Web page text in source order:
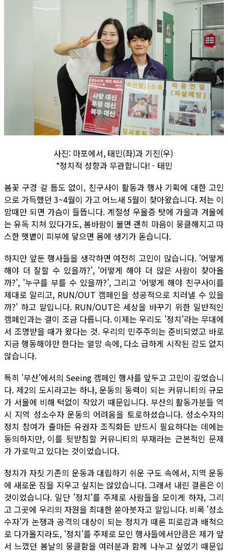
사진: 마포에서, 태민(좌)과 기진(우)
*정치적 성향과 무관합니다! - 태민
봄꽃 구경 갈 틈도 없이, 친구사이 활동과 행사 기획에 대한 고민
으로 가득했던 3~4월이 가고 어느새 5월이 찾아왔습니다. 저는 이
맘때만 되면 가슴이 들뜹니다. 계절성 우울증 탓에 가을과 겨울에
는 유독 지쳐 있다가도, 봄바람이 불면 괜히 마음이 뭉클해지고 따
스한 햇볕이 피부에 닿으면 몸에 생기가 돋습니다.
하지만 앞둔 행사들을 생각하면 여전히 고민이 많습니다. '어떻게
해야 더 잘할 수 있을까?', '어떻게 해야 더 많은 사람이 찾아올
까?', '누구를 부를 수 있을까?’, 그리고 ‘어떻게 해야 친구사이를
제대로 알리고, RUN/OUT 캠페인을 성공적으로 치러낼 수 있을
까?' 하고 말입니다. RUN/OUT은 세상을 바꾸기 위한 일반적인
캠페인과는 결이 조금 다릅니다. 이제는 우리도 '정치'라는 무대에
서 조명받을 때가 왔다는 것. 우리의 민주주의는 준비되었고 바로
지금 행동해야만 한다는 열망 속에, 다소 급하게 시작된 감도 없지
않습니다.
특히 '부산'에서의 Seeing 캠페인 행사를 앞두고 고민이 깊었습니
다. 제2의 도시라고는 하나, 운동의 동력이 되는 커뮤니티의 규모
가 서울에 비해 턱없이 작았기 때문입니다. 부산의 활동가분들 역
시 지역 성소수자 운동의 어려움을 토로하셨습니다. 성소수자의
정치 참여가 출마든 유권자 조직화든 반드시 필요하다는 데에는
동의하지만, 이를 뒷받침할 커뮤니티의 부재라는 근본적인 문제
가 가로막고 있다는 것이었습니다.
정치가 자칫 기존의 운동과 대립하기 쉬운 구도 속에서, 지역 운동
에 새로운 짐을 지우고 싶지는 않았습니다. 그래서 내린 결론은 이
것이었습니다. 일단 '정치'를 주제로 사람들을 모이게 하자, 그리
고 그곳에 우리의 자원을 최대한 쏟아붓자고 말입니다. 비록 '성소
수자'가 논쟁과 공격의 대상이 되는 정치가 때론 피로감과 배척으
로 다가올지라도, '정치'를 주제로 모인 행사들에서만큼은 제가 앞
서 느꼈던 봄날의 뭉클함을 여러분과 함께 나누고 싶었기 때문입